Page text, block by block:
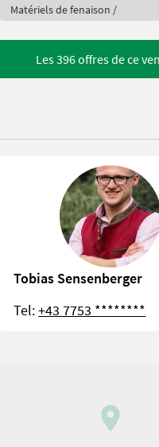
Matériels de fenaison /
Les 396 offres de ce
Tobias Sensenberger
Tel:+43 7753 ********